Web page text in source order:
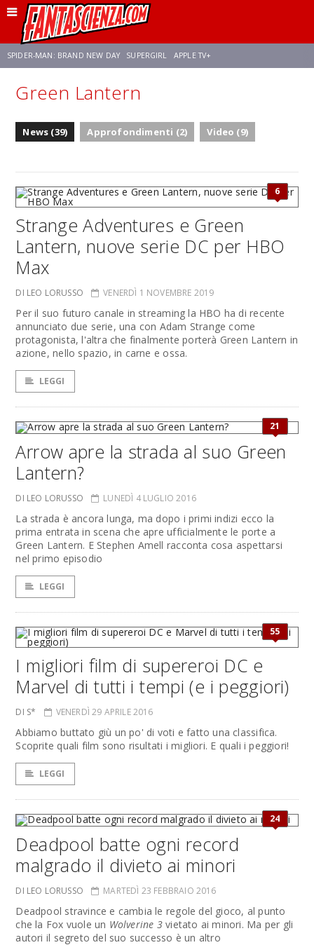
SPIDER-MAN: BRAND NEW DAY SUPERGIRL APPLE TV+
FRANCO RICCIARDIELLO ZENDAYA
Green Lantern
News (39) Approfondimenti (2) Video (9)
6
Strange Adventures e Green
Lantern, nuove serie DC per HBO
Max
DI LEO LORUSSO VENERDÌ 1 NOVEMBRE 2019
Per il suo futuro canale in streaming la HBO ha di recente
annunciato due serie, una con Adam Strange come
protagonista, l'altra che finalmente porterà Green Lantern in
azione, nello spazio, in carne e ossa.
LEGGI
21
Arrow apre la strada al suo Green
Lantern?
DI LEO LORUSSO LUNEDÌ 4 LUGLIO 2016
La strada è ancora lunga, ma dopo i primi indizi ecco la
prima entrata in scena che apre ufficialmente le porte a
Green Lantern. E Stephen Amell racconta cosa aspettarsi
nel primo episodio
LEGGI
55
I migliori film di supereroi DC e
Marvel di tutti i tempi (e i peggiori)
DI S* VENERDÌ 29 APRILE 2016
Abbiamo buttato giù un po' di voti e fatto una classifica.
Scoprite quali film sono risultati i migliori. E quali i peggiori!
LEGGI
24
Deadpool batte ogni record
malgrado il divieto ai minori
DI LEO LORUSSO MARTEDÌ 23 FEBBRAIO 2016
Deadpool stravince e cambia le regole del gioco, al punto
che la Fox vuole un Wolverine 3vietato ai minori. Ma per gli
autori il segreto del suo successo è un altro